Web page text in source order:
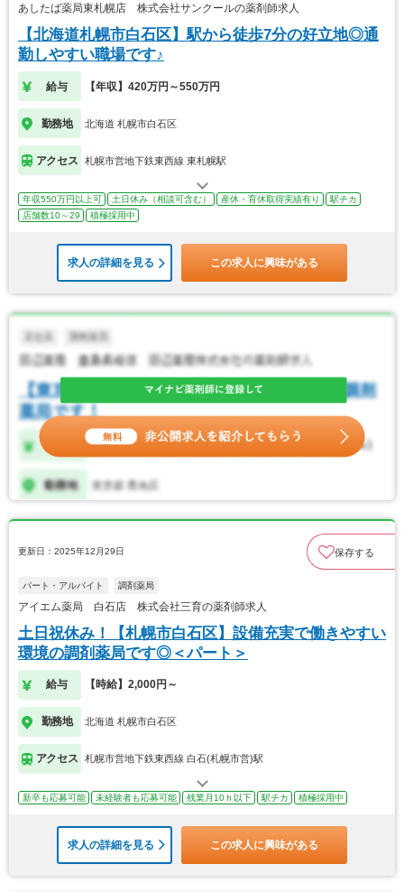
あしたば薬局東札幌店 株式会社サンクールの薬剤師求人
【北海道札幌市白石区】駅から徒歩7分の好立地◎通
勤しやすい職場です♪
給与 【年収】420万円～550万円
勤務地 北海道 札幌市白石区
アクセス 札幌市営地下鉄東西線 東札幌駅
年収550万円以上可 土日休み（相談可含む） 産休・育休取得実績有り
駅チカ
店舗数10～29
積極採用中
求人の詳細を見る この求人に興味がある
更新日：2025年12月29日 保存する
パート・アルバイト 調剤薬局
アイエム薬局 白石店 株式会社三育の薬剤師求人
土日祝休み！【札幌市白石区】設備充実で働きやすい
環境の調剤薬局です◎＜パート＞
給与 【時給】2,000円～
勤務地 北海道 札幌市白石区
アクセス 札幌市営地下鉄東西線 白石(札幌市営)駅
新卒も応募可能 未経験者も応募可能 残業月10ｈ以下 駅チカ 積極採用中
求人の詳細を見る この求人に興味がある